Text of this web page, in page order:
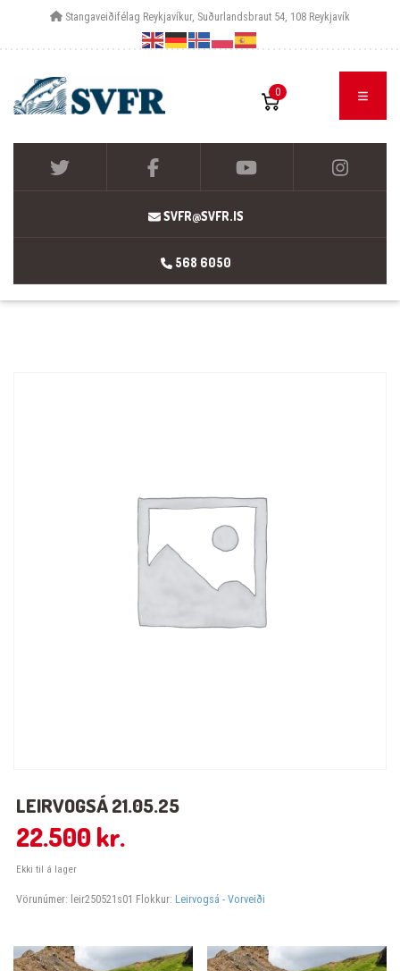
Stangaveiðifélag Reykjavíkur, Suðurlandsbraut 54, 108 Reykjavík
0
SVFR@SVFR.IS
568 6050
LEIRVOGSÁ 21.05.25
22.500 kr.
Ekki til á lager
Vörunúmer: leir250521s01 Flokkur: Leirvogsá - Vorveiði